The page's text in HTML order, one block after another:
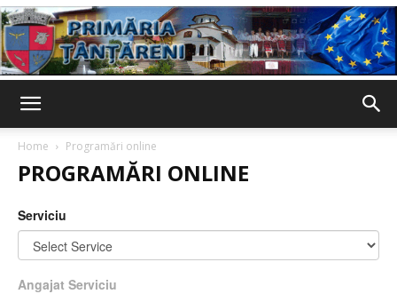
Home Programări online
PROGRAMĂRI ONLINE
Serviciu
Angajat Serviciu